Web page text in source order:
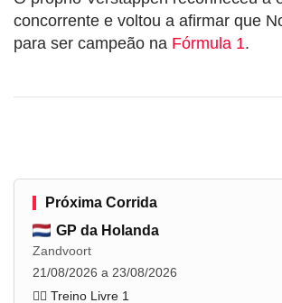
concorrente e voltou a afirmar que
para ser campeão na Fórmula 1.
Próxima Corrida
GP da Holanda
Zandvoort
21/08/2026 a 23/08/2026
🏋️‍♂️ Treino Livre 1